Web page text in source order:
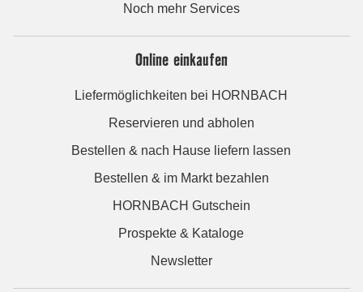
Noch mehr Services
Online einkaufen
Liefermöglichkeiten bei HORNBACH
Reservieren und abholen
Bestellen & nach Hause liefern lassen
Bestellen & im Markt bezahlen
HORNBACH Gutschein
Prospekte & Kataloge
Newsletter